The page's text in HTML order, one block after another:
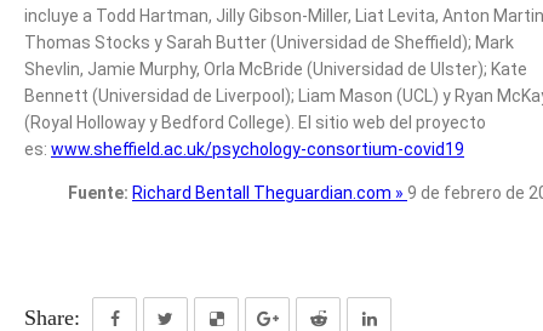
incluye a Todd Hartman, Jilly Gibson-Miller, Liat Levita, Anton
Thomas Stocks y Sarah Butter (Universidad de Sheffield); Mark
Shevlin, Jamie Murphy, Orla McBride (Universidad de Ulster); Kate
Bennett (Universidad de Liverpool); Liam Mason (UCL) y Ryan
(Royal Holloway y Bedford College). El sitio web del proyecto
es: www.sheffield.ac.uk/psychology-consortium-covid19
Fuente: Richard Bentall Theguardian.com » 9 de febrero de
Share: